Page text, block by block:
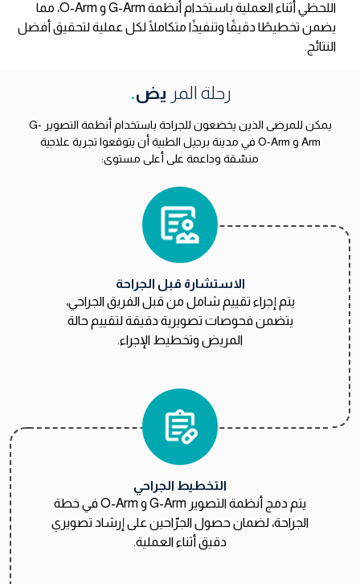
اللحظي أثناء العملية باستخدام أنظمة G-Arm و O-Arm، مما
يضمن تخطيطًا دقيقًا وتنفيذًا متكاملًا لكل عملية لتحقيق أفضل
النتائج.
رحلة المر يض.
يمكن للمرضى الذين يخضعون للجراحة باستخدام أنظمة التصوير G-
Arm و O-Arm في مدينة برجيل الطبية أن يتوقعوا تجربة علاجية
منسّقة وداعمة على أعلى مستوى:
الاستشارة قبل الجراحة
يتم إجراء تقييم شامل من قبل الفريق الجراحي،
يتضمن فحوصات تصويرية دقيقة لتقييم حالة
المريض وتخطيط الإجراء.
التخطيط الجراحي
يتم دمج أنظمة التصوير G-Arm و O-Arm في خطة
الجراحة، لضمان حصول الجرّاحين على إرشاد تصويري
دقيق أثناء العملية.